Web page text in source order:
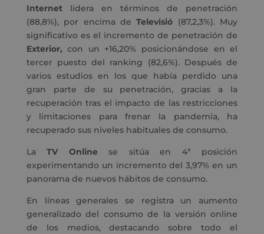
Internetlidera en términos de penetración
(88,8%), por encima deTelevisió (87,2,3%). Muy
significativo es el incremento de penetración de
Exterior, con un +16,20% posicionándose en el
tercer puesto del ranking (82,6%). Después de
varios estudios en los que había perdido una
gran parte de su penetración, gracias a la
recuperación tras el impacto de las restricciones
y limitaciones para frenar la pandemia, ha
recuperado sus niveles habituales de consumo.
LaTV Onlinese sitúa en 4ª posición
experimentando un incremento del 3,97% en un
panorama de nuevos hábitos de consumo.
En líneas generales se registra un aumento
generalizado del consumo de la versión online
de los medios, destacando sobre todo el